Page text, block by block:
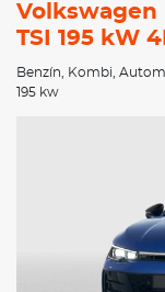
Volkswagen
TSI 195 kW
Benzín Kombi
195 kw